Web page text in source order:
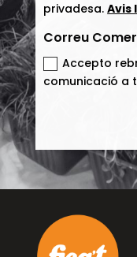
privadesa.Avis
Correu
Accepto
comunicació a